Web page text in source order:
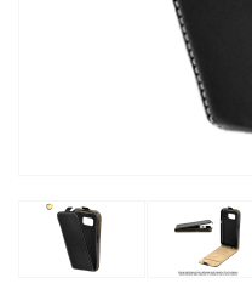
Croatos
Xiaomi
Ostali držači
AUX kablovi